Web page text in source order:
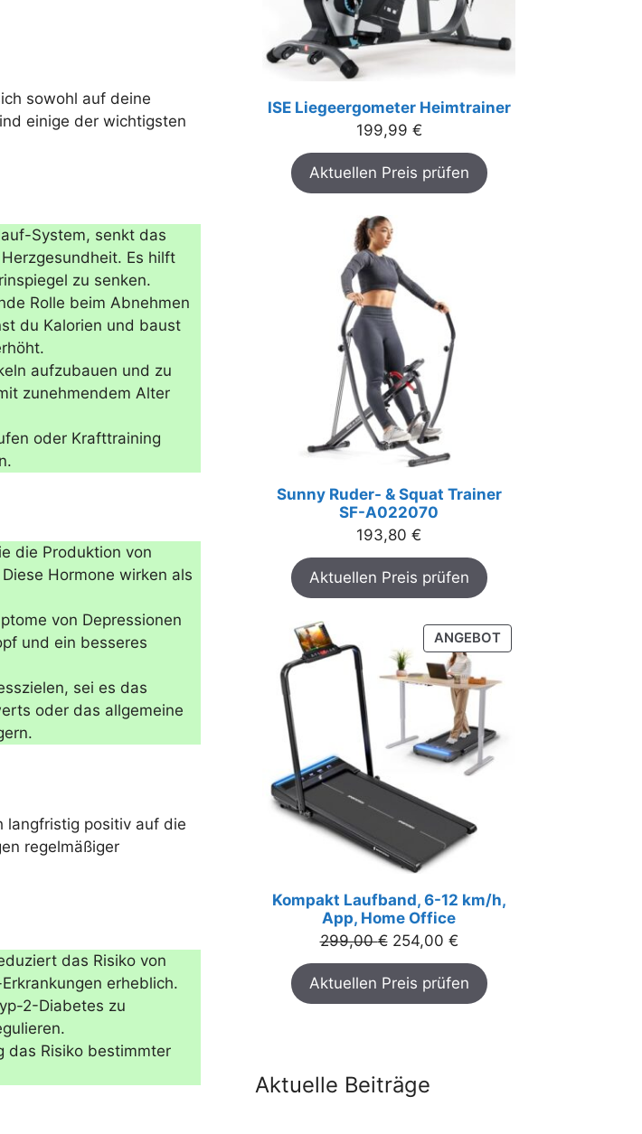
sowohl auf deine
einige der wichtigsten
System, senkt das
Es hilft
zu senken.
Rolle beim Abnehmen
du Kalorien und baust
aufzubauen und zu
zunehmendem Alter
oder Krafttraining
die Produktion von
Hormone wirken als
von Depressionen
und ein besseres
sei es das
oder das allgemeine
langfristig positiv auf die
regelmäßiger
das Risiko von
erheblich.
2-Diabetes zu
das Risiko bestimmter
ISE Liegeergometer Heimtrainer
199,99 €
Aktuellen Preis prüfen
Sunny Ruder- & Squat Trainer
SF-A022070
193,80 €
Aktuellen Preis prüfen
ANGEBOTPRODUKT
IM
ANGEBOT
Kompakt Laufband, 6-12 km/h,
App, Home Office
299,00€ Ursprünglicher
Preis
war:
299,00 €
254,00 €Aktueller
Preis
ist:
254,00 €.
Aktuellen Preis prüfen
Aktuelle Beiträge